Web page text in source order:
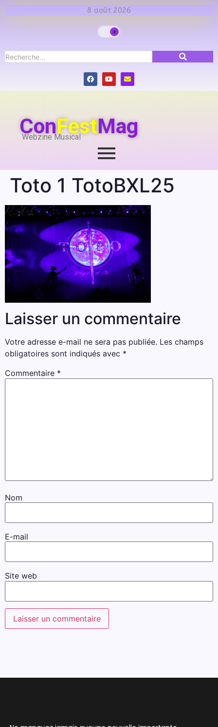
8 août 2026
ConFestMag
Webzine Musical
Toto 1 TotoBXL25
Laisser un commentaire
Votre adresse e-mail ne sera pas publiée. Les champs
obligatoires sont indiqués avec *
Commentaire *
Nom
E-mail
Site web